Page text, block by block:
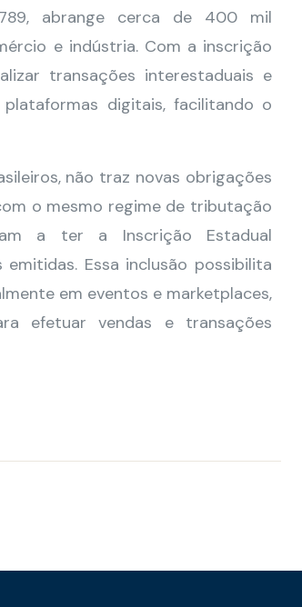
abrange cerca de 400 mil
e indústria. Com a inscrição
transações interestaduais e
digitais, facilitando o
não traz novas obrigações
o mesmo regime de tributação
a ter a Inscrição Estadual
Essa inclusão possibilita
em eventos e marketplaces,
efetuar vendas e transações